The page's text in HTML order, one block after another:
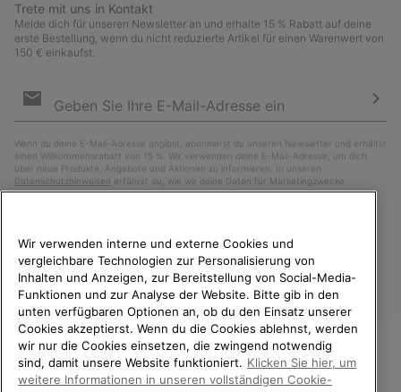
Trete mit uns in Kontakt
Melde dich für unseren Newsletter an und erhalte 15 % Rabatt auf deine
erste Bestellung, wenn du nicht reduzierte Artikel für einen Warenwert von
150 € einkaufst.
Anmeldung
Wenn du deine E-Mail-Adresse angibst, abonnierst du unseren Newsletter und erhältst
einen Willkommensrabatt von 15 %. Wir verwenden deine E-Mail-Adresse, um dich
über neue Produkte, Angebote und Aktionen zu informieren. In unseren
Datenschutzhinweisen erfährst du, wie wir deine Daten für Marketingzwecke
verarbeiten und wie du deine Zustimmung widerrufen kannst.
Österreich
WILLKOMMEN BEI SOREL.
Wir verwenden interne und externe Cookies und
vergleichbare Technologien zur Personalisierung von
Inhalten und Anzeigen, zur Bereitstellung von Social-Media-
Funktionen und zur Analyse der Website. Bitte gib in den
unten verfügbaren Optionen an, ob du den Einsatz unserer
Cookies akzeptierst. Wenn du die Cookies ablehnst, werden
wir nur die Cookies einsetzen, die zwingend notwendig
sind, damit unsere Website funktioniert. Klicken Sie hier, um
weitere Informationen in unseren vollständigen Cookie-